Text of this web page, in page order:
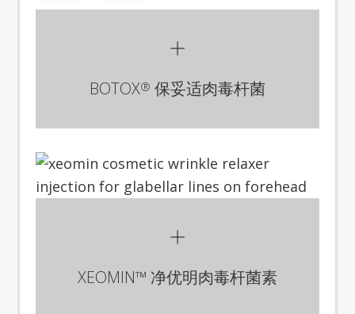
BOTOX® 保妥适肉毒杆菌
XEOMIN™ 净优明肉毒杆菌素